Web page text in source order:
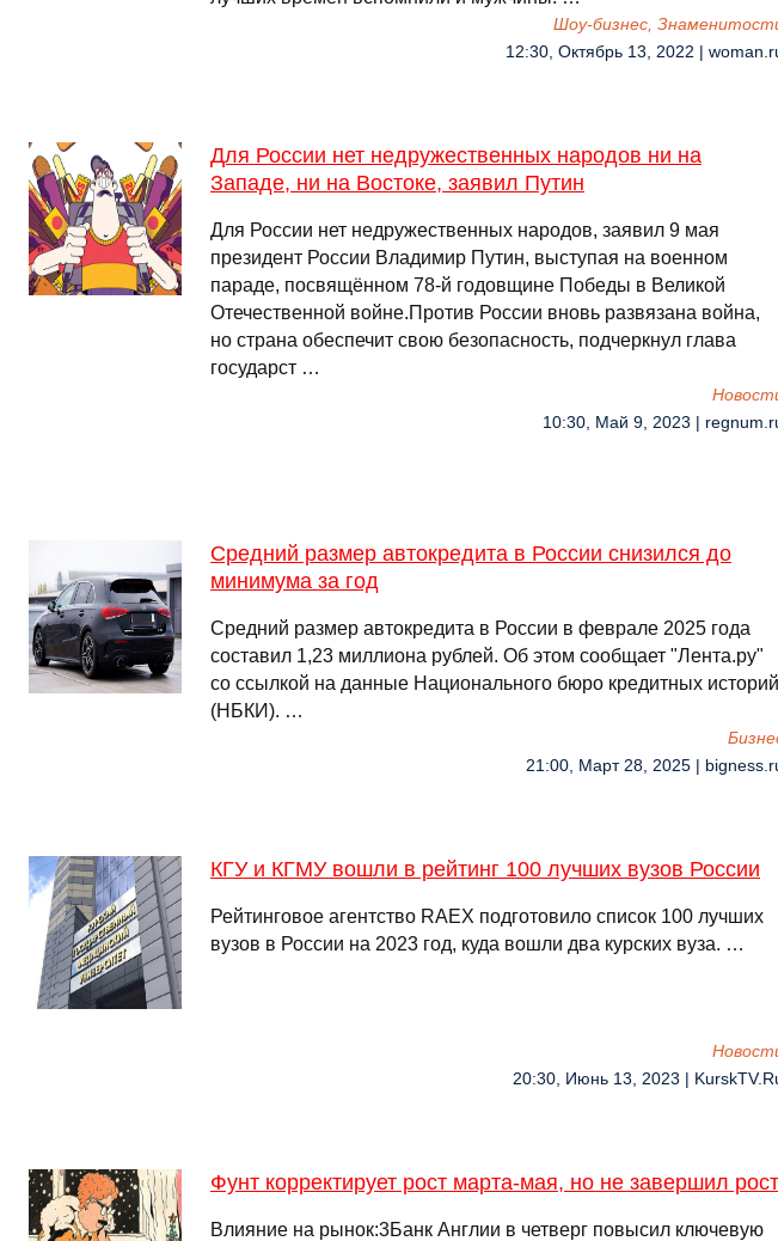
Шоу-бизнес,
12:30, Октябрь 13, 2022 |
Для России нет недружественных народов ни на
Западе, ни на Востоке, заявил Путин
Для России нет недружественных народов, заявил 9 мая
президент России Владимир Путин, выступая на военном
параде, посвящённом 78-й годовщине Победы в Великой
Отечественной войне.Против России вновь развязана война,
но страна обеспечит свою безопасность, подчеркнул глава
государст …
10:30, Май 9, 2023 |
Средний размер автокредита в России снизился до
минимума за год
Средний размер автокредита в России в феврале 2025 года
составил 1,23 миллиона рублей. Об этом сообщает "Лента.ру"
со ссылкой на данные Национального бюро кредитных историй
(НБКИ). …
21:00, Март 28, 2025 |
КГУ и КГМУ вошли в рейтинг 100 лучших вузов России
Рейтинговое агентство RAEX подготовило список 100 лучших
вузов в России на 2023 год, куда вошли два курских вуза. …
20:30, Июнь 13, 2023 |
Фунт корректирует рост марта-мая, но не завершил рост
Влияние на рынок:3Банк Англии в четверг повысил ключевую